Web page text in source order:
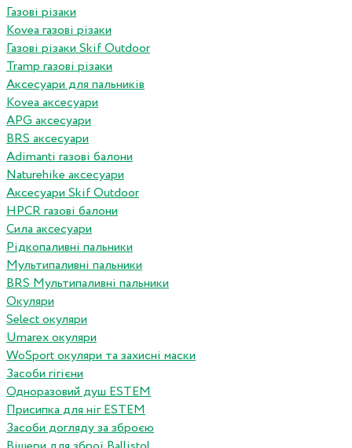
Газові різаки
Kovea газові різаки
Газові різаки Skif Outdoor
Tramp газові різаки
Аксесуари для пальників
Kovea аксесуари
APG аксесуари
BRS аксесуари
Adimanti газові балони
Naturehike аксесуари
Аксесуари Skif Outdoor
HPCR газові балони
Сила аксесуари
Рідкопаливні пальники
Мультипаливні пальники
BRS Мультипаливні пальники
Окуляри
Select окуляри
Umarex окуляри
WoSport окуляри та захисні маски
Засоби гігієни
Одноразовий душ ESTEM
Присипка для ніг ESTEM
Засоби догляду за зброєю